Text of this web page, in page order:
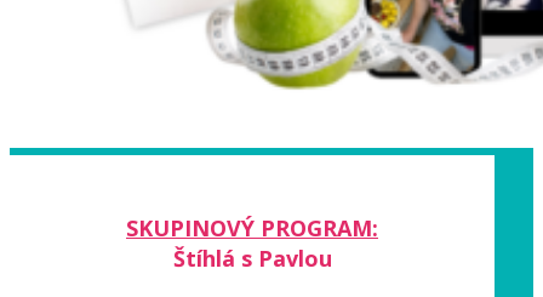
SKUPINOVÝ PROGRAM:
Štíhlá s Pavlou